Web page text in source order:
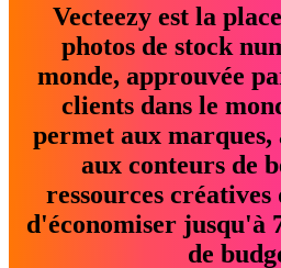
Vecteezy est la
photos de stock
monde, approuvée
clients dans le
permet aux marques,
aux conteurs de
ressources
d'économiser jusqu'à
de